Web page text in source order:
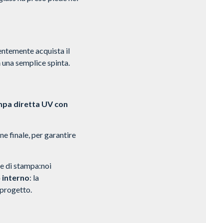
acquista il
semplice spinta.
diretta UV con
finale, per garantire
di stampa:noi
interno: la